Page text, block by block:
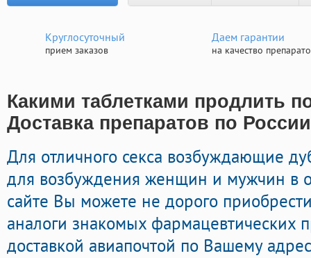
Круглосуточный
прием заказов
Даем гарантии
на качество
Какими таблетками продлить
Доставка препаратов по России
Для отличного секса возбуждающие
для возбуждения женщин и мужчин в
сайте Вы можете не дорого
аналоги знакомых фармацевтических
доставкой авиапочтой по Вашему